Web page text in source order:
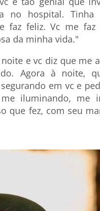
no hospital.
faz feliz. Vc me
da minha vida."
e vc diz que me
Agora à noite,
em vc e
iluminando, me
que fez, com seu